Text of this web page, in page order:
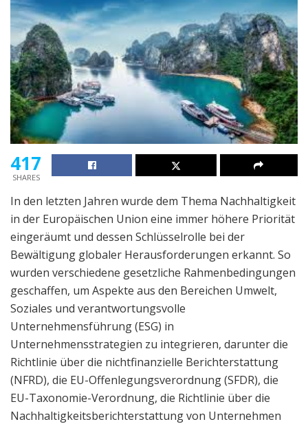
417
SHARES
In den letzten Jahren wurde dem Thema Nachhaltigkeit
in der Europäischen Union eine immer höhere Priorität
eingeräumt und dessen Schlüsselrolle bei der
Bewältigung globaler Herausforderungen erkannt. So
wurden verschiedene gesetzliche Rahmenbedingungen
geschaffen, um Aspekte aus den Bereichen Umwelt,
Soziales und verantwortungsvolle
Unternehmensführung (ESG) in
Unternehmensstrategien zu integrieren, darunter die
Richtlinie über die nichtfinanzielle Berichterstattung
(NFRD), die EU-Offenlegungsverordnung (SFDR), die
EU-Taxonomie-Verordnung, die Richtlinie über die
Nachhaltigkeitsberichterstattung von Unternehmen